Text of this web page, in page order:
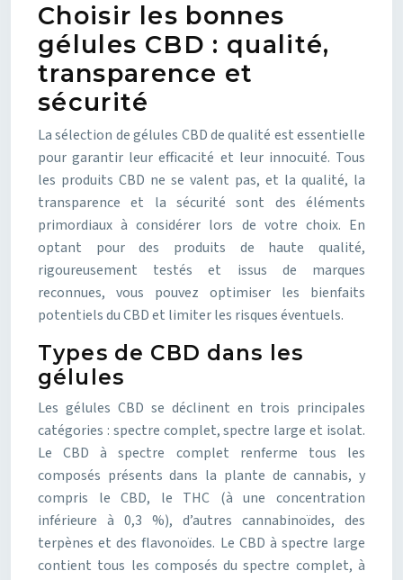
Choisir les bonnes
gélules CBD : qualité,
transparence et
sécurité
La sélection de gélules CBD de qualité est essentielle
pour garantir leur efficacité et leur innocuité. Tous
les produits CBD ne se valent pas, et la qualité, la
transparence et la sécurité sont des éléments
primordiaux à considérer lors de votre choix. En
optant pour des produits de haute qualité,
rigoureusement testés et issus de marques
reconnues, vous pouvez optimiser les bienfaits
potentiels du CBD et limiter les risques éventuels.
Types de CBD dans les
gélules
Les gélules CBD se déclinent en trois principales
catégories : spectre complet, spectre large et isolat.
Le CBD à spectre complet renferme tous les
composés présents dans la plante de cannabis, y
compris le CBD, le THC (à une concentration
inférieure à 0,3 %), d’autres cannabinoïdes, des
terpènes et des flavonoïdes. Le CBD à spectre large
contient tous les composés du spectre complet, à